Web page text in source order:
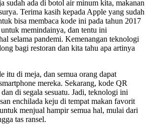
sudah ada di botol air minum kita, makanan
Terima kasih kepada Apple yang sudah
bisa membaca kode ini pada tahun 2017
memindainya, dan tentu ini
selama pandemi. Kemenangan teknologi
bagi restoran dan kita tahu apa artinya
itu di meja, dan semua orang dapat
mereka. Sekarang, kode QR
di segala sesuatu. Jadi, teknologi ini
enchilada keju di tempat makan favorit
menjual hampir semua hal, mulai dari
tas ransel.